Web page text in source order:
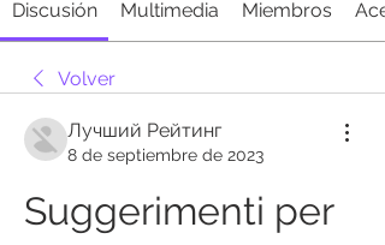
Discusión Multimedia Miembros
Volver
Лучший Рейтинг
8 de septiembre de 2023
Suggerimenti per